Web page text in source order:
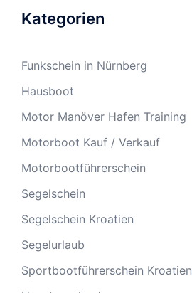
Kategorien
Funkschein in Nürnberg
Hausboot
Motor Manöver Hafen Training
Motorboot Kauf / Verkauf
Motorbootführerschein
Segelschein
Segelschein Kroatien
Segelurlaub
Sportbootführerschein Kroatien